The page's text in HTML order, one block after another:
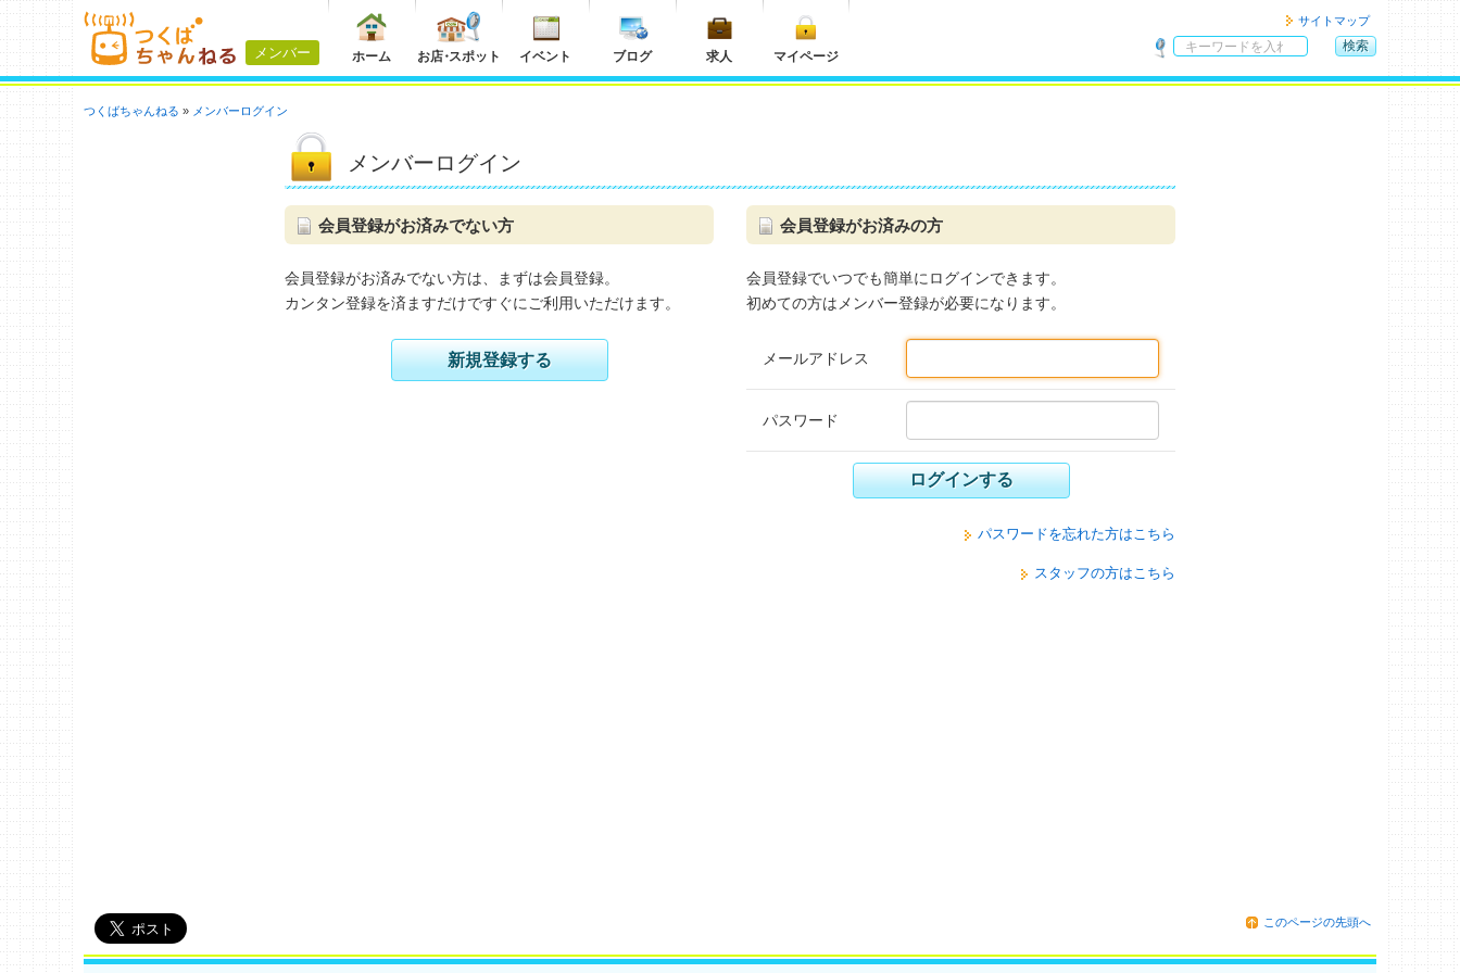
メンバー ホーム お店・スポット イベント ブログ 求人 マイページ
サイトマップ
検索
つくばちゃんねる メンバーログイン
メンバーログイン
会員登録がお済みの方
会員登録でいつでも簡単にログインできます。
初めての方はメンバー登録が必要になります。
メールアドレス
パスワード
ログインする
パスワードを忘れた方はこちら
スタッフの方はこちら
会員登録がお済みでない方
会員登録がお済みでない方は、まずは会員登録。
カンタン登録を済ますだけですぐにご利用いただけます。
新規登録する
このページの先頭へ